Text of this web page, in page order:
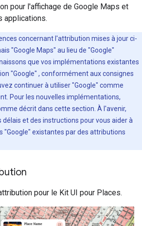
pour l'affichage de Google Maps et
applications.
concernant l'attribution mises à jour ci-
"Google Maps" au lieu de "Google"
que vos implémentations existantes
"Google" , conformément aux consignes
continuer à utiliser "Google" comme
Pour les nouvelles implémentations,
décrit dans cette section. À l'avenir,
et des instructions pour vous aider à
"Google" existantes par des attributions
pour le Kit UI pour Places.